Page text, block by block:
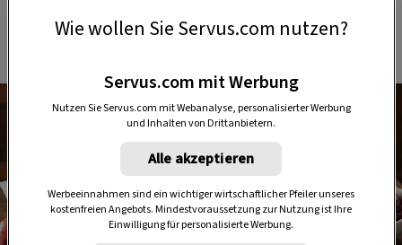
Wie wollen Sie Servus.com nutzen?
Servus.com mit Werbung
Nutzen Sie Servus.com mit Webanalyse, personalisierter Werbung
und Inhalten von Drittanbietern.
Alle akzeptieren
Werbeeinnahmen sind ein wichtiger wirtschaftlicher Pfeiler unseres
kostenfreien Angebots. Mindestvoraussetzung zur Nutzung ist Ihre
Einwilligung für personalisierte Werbung.